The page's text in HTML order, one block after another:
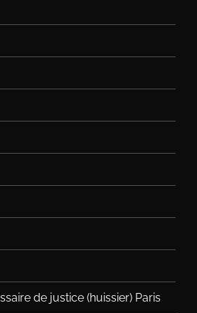
de justice (huissier) Paris